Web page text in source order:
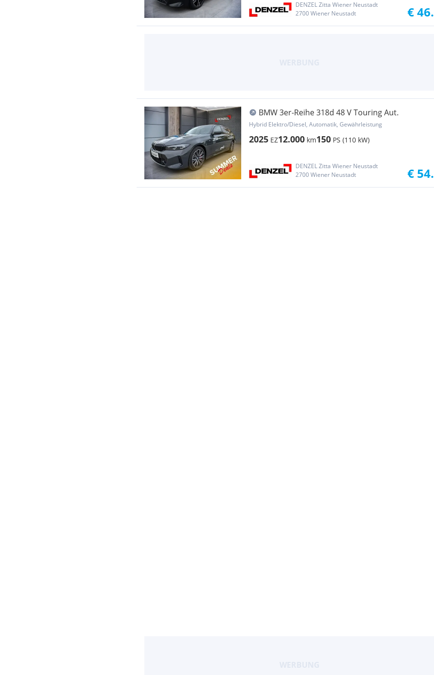
DENZEL Zitta Wiener Neustadt
2700 Wiener Neustadt
€
BMW 3er-Reihe 318d 48 V Touring Aut.
Hybrid Elektro/Diesel, Automatik, Gewährleistung
2025 EZ12.000 km150 PS (110 kW)
DENZEL Zitta Wiener Neustadt
2700 Wiener Neustadt
€